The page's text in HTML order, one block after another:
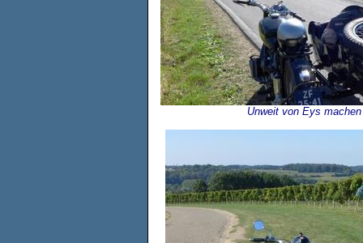
Unweit von Eys